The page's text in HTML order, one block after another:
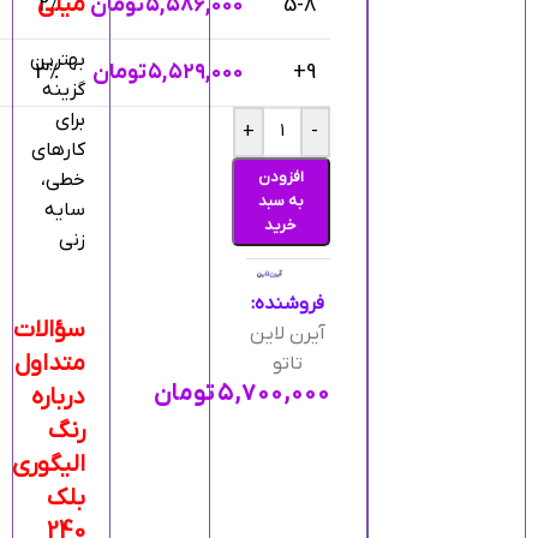
9+ ۵,۵۲۹,۰۰۰تومان 3%
-
+
افزودن
به سبد
خرید
۵,۷۰۰,۰۰۰تومان
فروشنده:
آیرن لاین
تاتو
بهترین
گزینه
برای
کارهای
خطی،
سایه
زنی
سؤالات
متداول
درباره
رنگ
الیگوری
بلک